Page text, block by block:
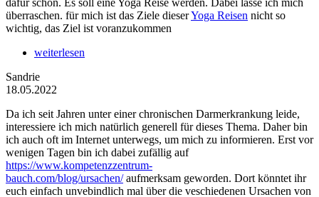
dafür schon. Es soll eine Yoga Reise werden. Dabei lasse ich mich
überraschen. für mich ist das Ziele dieserYoga Reisen nicht so
wichtig, das Ziel ist voranzukommen
weiterlesen
Sandrie
18.05.2022
Da ich seit Jahren unter einer chronischen Darmerkrankung leide,
interessiere ich mich natürlich generell für dieses Thema. Daher bin
ich auch oft im Internet unterwegs, um mich zu informieren. Erst vor
wenigen Tagen bin ich dabei zufällig auf
https://www.kompetenzzentrum-
bauch.com/blog/ursachen/aufmerksam geworden. Dort könntet ihr
euch einfach unvebindlich mal über die veschiedenen Ursachen von